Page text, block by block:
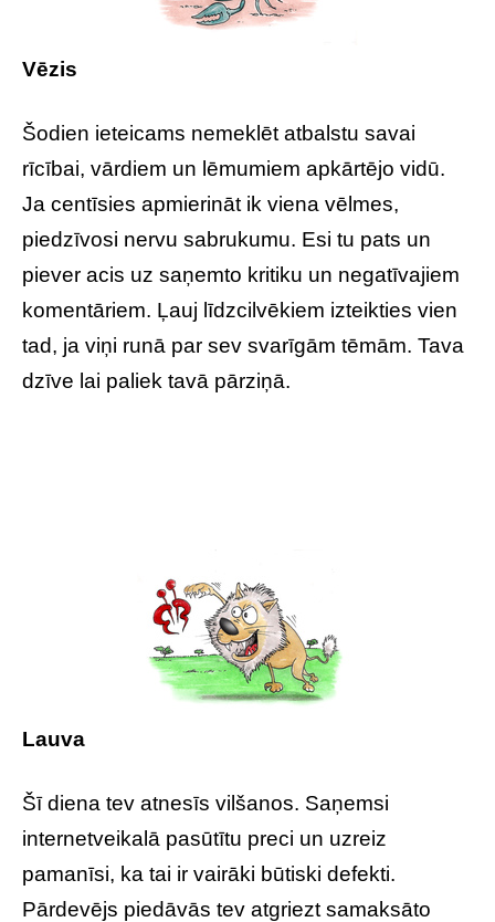
Vēzis
Šodien ieteicams nemeklēt atbalstu savai
rīcībai, vārdiem un lēmumiem apkārtējo vidū.
Ja centīsies apmierināt ik viena vēlmes,
piedzīvosi nervu sabrukumu. Esi tu pats un
piever acis uz saņemto kritiku un negatīvajiem
komentāriem. Ļauj līdzcilvēkiem izteikties vien
tad, ja viņi runā par sev svarīgām tēmām. Tava
dzīve lai paliek tavā pārziņā.
Lauva
Šī diena tev atnesīs vilšanos. Saņemsi
internetveikalā pasūtītu preci un uzreiz
pamanīsi, ka tai ir vairāki būtiski defekti.
Pārdevējs piedāvās tev atgriezt samaksāto